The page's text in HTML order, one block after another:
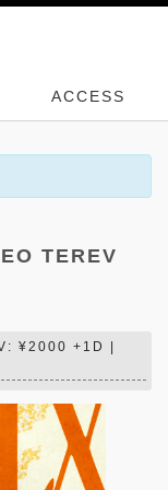
ACCESS
TEREV
¥2000 +1D |